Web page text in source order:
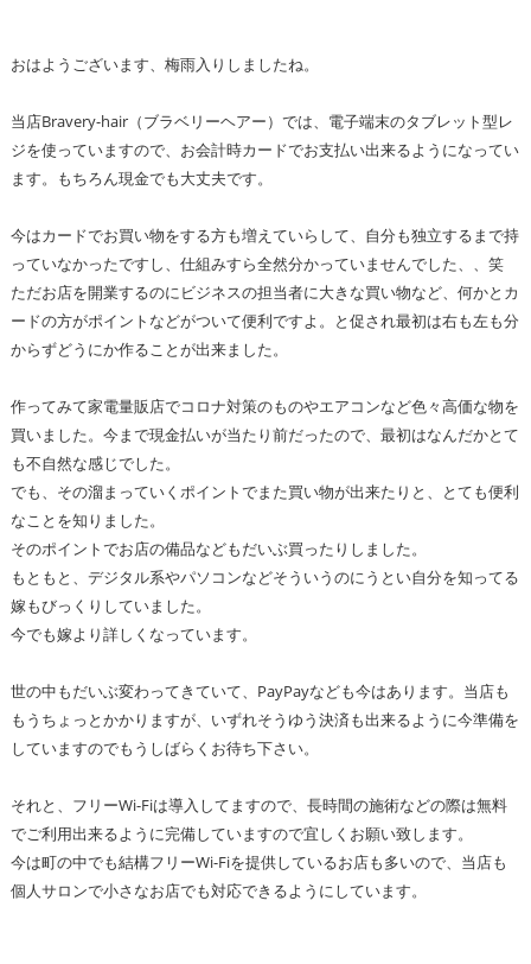
おはようございます、梅雨入りしましたね。
当店Bravery-hair（ブラベリーヘアー）では、電子端末のタブレット型レ
ジを使っていますので、お会計時カードでお支払い出来るようになってい
ます。もちろん現金でも大丈夫です。
今はカードでお買い物をする方も増えていらして、自分も独立するまで持
っていなかったですし、仕組みすら全然分かっていませんでした、、笑
ただお店を開業するのにビジネスの担当者に大きな買い物など、何かとカ
ードの方がポイントなどがついて便利ですよ。と促され最初は右も左も分
からずどうにか作ることが出来ました。
作ってみて家電量販店でコロナ対策のものやエアコンなど色々高価な物を
買いました。今まで現金払いが当たり前だったので、最初はなんだかとて
も不自然な感じでした。
でも、その溜まっていくポイントでまた買い物が出来たりと、とても便利
なことを知りました。
そのポイントでお店の備品などもだいぶ買ったりしました。
もともと、デジタル系やパソコンなどそういうのにうとい自分を知ってる
嫁もびっくりしていました。
今でも嫁より詳しくなっています。
世の中もだいぶ変わってきていて、PayPayなども今はあります。当店も
もうちょっとかかりますが、いずれそうゆう決済も出来るように今準備を
していますのでもうしばらくお待ち下さい。
それと、フリーWi-Fiは導入してますので、長時間の施術などの際は無料
でご利用出来るように完備していますので宜しくお願い致します。
今は町の中でも結構フリーWi-Fiを提供しているお店も多いので、当店も
個人サロンで小さなお店でも対応できるようにしています。